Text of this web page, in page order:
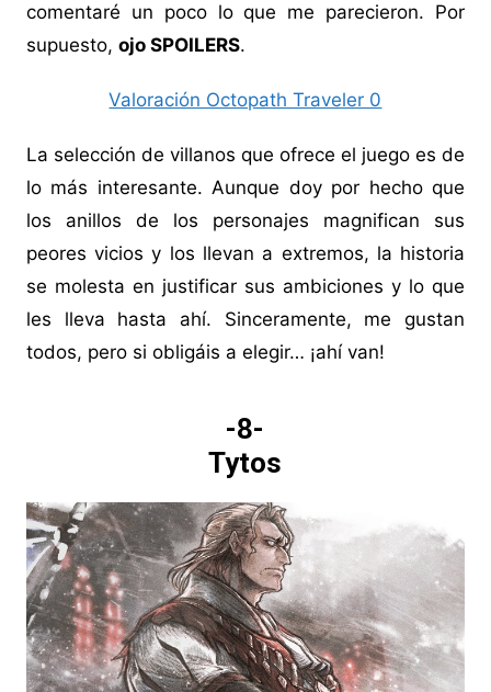
comentaré un poco lo que me parecieron. Por
supuesto, ojo SPOILERS.
Valoración Octopath Traveler 0
La selección de villanos que ofrece el juego es de
lo más interesante. Aunque doy por hecho que
los anillos de los personajes magnifican sus
peores vicios y los llevan a extremos, la historia
se molesta en justificar sus ambiciones y lo que
les lleva hasta ahí. Sinceramente, me gustan
todos, pero si obligáis a elegir… ¡ahí van!
-8-
Tytos